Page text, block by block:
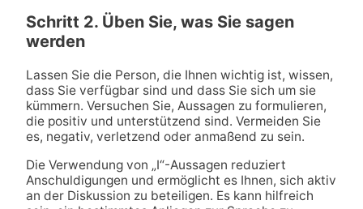
Schritt 2. Üben Sie, was Sie sagen
werden
Lassen Sie die Person, die Ihnen wichtig ist, wissen,
dass Sie verfügbar sind und dass Sie sich um sie
kümmern. Versuchen Sie, Aussagen zu formulieren,
die positiv und unterstützend sind. Vermeiden Sie
es, negativ, verletzend oder anmaßend zu sein.
Die Verwendung von „I“-Aussagen reduziert
Anschuldigungen und ermöglicht es Ihnen, sich aktiv
an der Diskussion zu beteiligen. Es kann hilfreich